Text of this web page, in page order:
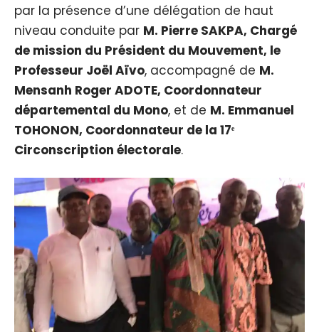
par la présence d’une délégation de haut
niveau conduite par M. Pierre SAKPA, Chargé
de mission du Président du Mouvement, le
Professeur Joël Aïvo, accompagné de M.
Mensanh Roger ADOTE, Coordonnateur
départemental du Mono, et de M. Emmanuel
TOHONON, Coordonnateur de la 17ᵉ
Circonscription électorale.